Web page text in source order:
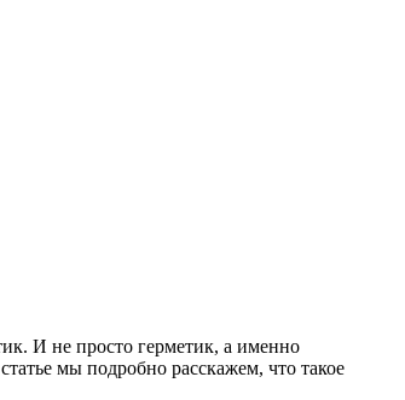
И не просто герметик, а именно
мы подробно расскажем, что такое